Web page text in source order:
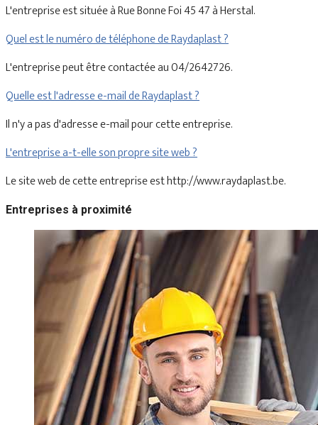
L'entreprise est située à Rue Bonne Foi 45 47 à Herstal.
Quel est le numéro de téléphone de Raydaplast ?
L'entreprise peut être contactée au 04/2642726.
Quelle est l'adresse e-mail de Raydaplast ?
Il n'y a pas d'adresse e-mail pour cette entreprise.
L'entreprise a-t-elle son propre site web ?
Le site web de cette entreprise est http://www.raydaplast.be.
Entreprises à proximité